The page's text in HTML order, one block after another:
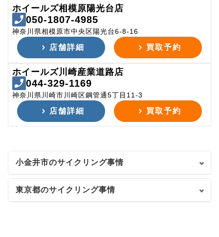
ホイールズ相模原陽光台店
050-1807-4985
神奈川県相模原市中央区陽光台6-8-16
店舗詳細 買取予約
ホイールズ川崎産業道路店
044-329-1169
神奈川県川崎市川崎区鋼管通5丁目11-3
店舗詳細 買取予約
小金井市のサイクリング事情
東京都のサイクリング事情